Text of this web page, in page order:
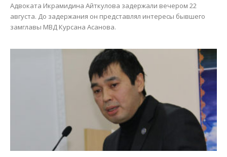
Адвоката Икрамидина Айткулова задержали вечером 22
августа. До задержания он представлял интересы бывшего
замглавы МВД Курсана Асанова.